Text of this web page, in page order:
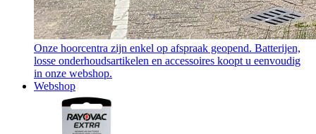
Onze hoorcentra zijn enkel op afspraak geopend. Batterijen,
losse onderhoudsartikelen en accessoires koopt u eenvoudig
in onze webshop.
Webshop